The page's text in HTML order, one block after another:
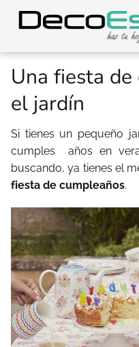
Una fiesta
el jardín
Si tienes un pequeño
cumples años en
buscando, ya tienes el
fiesta de cumpleaños.